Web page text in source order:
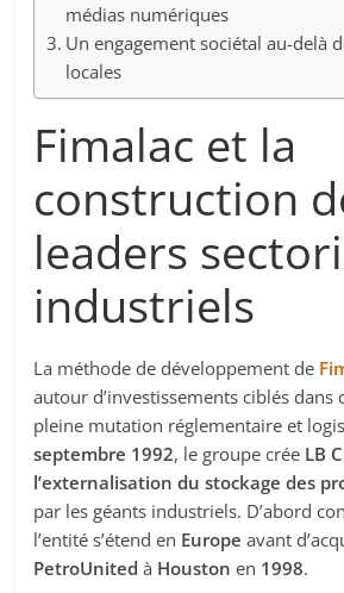
médias numériques
Un engagement sociétal au-delà
locales
Fimalac et la
construction
leaders
industriels
La méthode de développement de
autour d’investissements ciblés dans
pleine mutation réglementaire et
septembre 1992, le groupe crée LB
l’externalisation du stockage des
par les géants industriels. D’abord
l’entité s’étend en Europe avant
PetroUnited à Houston en 1998.